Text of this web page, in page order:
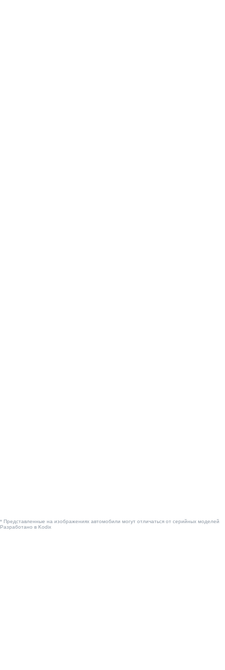
* Представленные на изображениях автомобили могут отличаться от серийных моделей
Разработано в Kodix